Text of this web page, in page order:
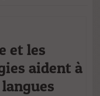
et les
aident à